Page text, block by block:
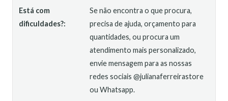
Está com
dificuldades?:
Se não encontra o que procura,
precisa de ajuda, orçamento para
quantidades, ou procura um
atendimento mais personalizado,
envie mensagem para as nossas
redes sociais @julianaferreirastore
ou Whatsapp.